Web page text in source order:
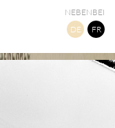
NEBENBEI
DE
FR